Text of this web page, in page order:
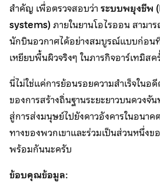
สำคัญ เพื่อตรวจสอบว่าระบบพยุงชีพ (
systems)ภายในยานโอไรออน สาม
นักบินอวกาศได้อย่างสมบูรณ์แบบก่อน
เหยียบพื้นผิวจริงๆ ในภารกิจอาร์เทมิสค
นี่ไม่ใช่แค่การย้อนรอยความสำเร็จในอ
ของการสร้างถิ่นฐานระยะยาวบนดวงจั
สู่การส่งมนุษย์ไปยังดาวอังคารในอนาค
ทางของพวกเขาและร่วมเป็นส่วนหนึ่ง
พร้อมกันนะครับ
ข้อบคุณข้อมูล: